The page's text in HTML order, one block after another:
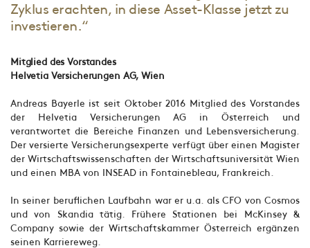
Zyklus erachten, in diese Asset-Klasse jetzt zu
investieren.“
Mitglied des Vorstandes
Helvetia Versicherungen AG, Wien
Andreas Bayerle ist seit Oktober 2016 Mitglied des Vorstandes
der Helvetia Versicherungen AG in Österreich und
verantwortet die Bereiche Finanzen und Lebensversicherung.
Der versierte Versicherungsexperte verfügt über einen Magister
der Wirtschaftswissenschaften der Wirtschaftsuniversität Wien
und einen MBA von INSEAD in Fontainebleau, Frankreich.
In seiner beruflichen Laufbahn war er u.a. als CFO von Cosmos
und von Skandia tätig. Frühere Stationen bei McKinsey &
Company sowie der Wirtschaftskammer Österreich ergänzen
seinen Karriereweg.